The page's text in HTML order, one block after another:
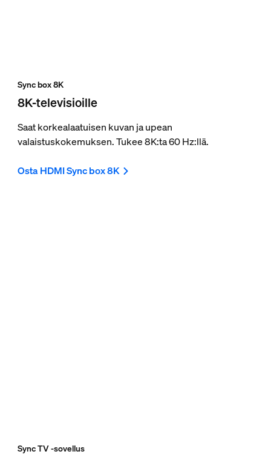
Sync box 8K
8K-televisioille
Saat korkealaatuisen kuvan ja upean
valaistuskokemuksen. Tukee 8K:ta 60 Hz:llä.
Osta HDMI Sync box 8K
Sync TV -sovellus